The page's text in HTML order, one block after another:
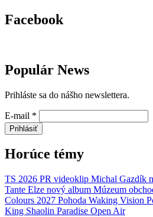
Facebook
Populár News
Prihláste sa do nášho newslettera.
E-mail *
Prihlásiť
Horúce témy
TS 2026 PR videoklip Michal Gazdík
Tante Elze nový album Múzeum
Colours 2027 Pohoda Waking Vision
King Shaolin Paradise Open Air